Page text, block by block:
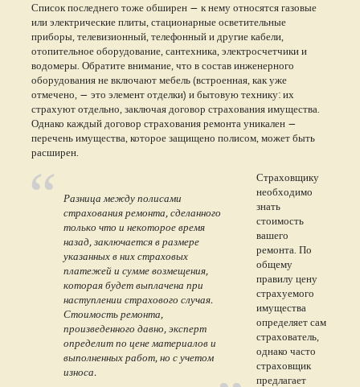
Список последнего тоже обширен — к нему относятся газовые
или электрические плиты, стационарные осветительные
приборы, телевизионный, телефонный и другие кабели,
отопительное оборудование, сантехника, электросчетчики и
водомеры. Обратите внимание, что в состав инженерного
оборудования не включают мебель (встроенная, как уже
отмечено, — это элемент отделки) и бытовую технику: их
страхуют отдельно, заключая договор страхования имущества.
Однако каждый договор страхования ремонта уникален —
перечень имущества, которое защищено полисом, может быть
расширен.
Разница между полисами
страхования ремонта, сделанного
только что и некоторое время
назад, заключается в размере
указанных в них страховых
платежей и сумме возмещения,
которая будет выплачена при
наступлении страхового случая.
Стоимость ремонта,
произведенного давно, эксперт
определит по цене материалов и
выполненных работ, но с учетом
износа.
Страховщику
необходимо
знать
стоимость
вашего
ремонта. По
общему
правилу цену
страхуемого
имущества
определяет сам
страхователь,
однако часто
страховщик
предлагает